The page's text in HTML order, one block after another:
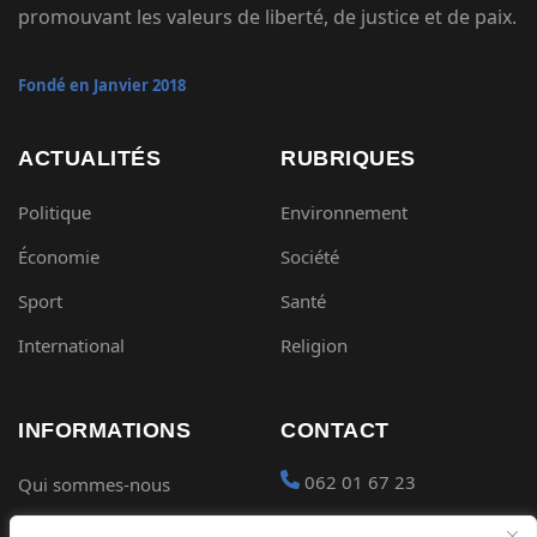
promouvant les valeurs de liberté, de justice et de paix.
Fondé en Janvier 2018
ACTUALITÉS
Politique
Économie
Sport
International
RUBRIQUES
Environnement
Société
Santé
Religion
INFORMATIONS
Qui sommes-nous
CONTACT
062 01 67 23